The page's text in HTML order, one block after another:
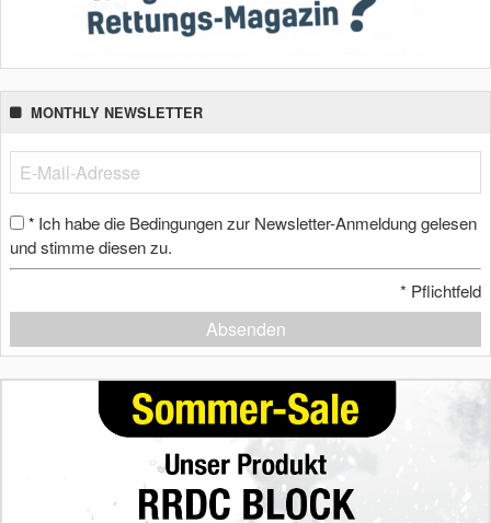
MONTHLY NEWSLETTER
* Ich habe die Bedingungen zur Newsletter-Anmeldung gelesen
und stimme diesen zu.
* Pflichtfeld
Absenden